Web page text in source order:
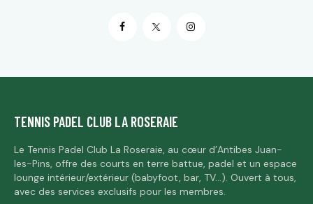
TENNIS PADEL CLUB LA ROSERAIE
Le Tennis Padel Club La Roseraie, au cœur d’Antibes Juan-
les-Pins, offre des courts en terre battue, padel et un espace
lounge intérieur/extérieur (babyfoot, bar, TV…). Ouvert à tous,
avec des services exclusifs pour les membres.